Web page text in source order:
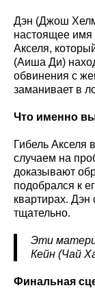
Дэн (Джош
настоящее
Акселя,
(Аиша Ди)
обвинения с
заманивает в
Что именно
Гибель Акселя
случаем на
доказывают
подобрался к
квартирах.
тщательно.
Эти
Кейн (Чай
Финальная